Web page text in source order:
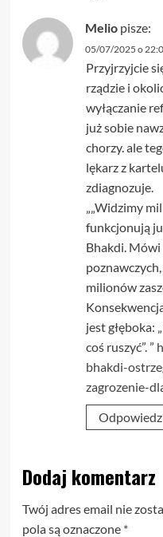
Melio pisze:
05/07/2025 o
Przyjrzyjcie
rządzie i
wyłączanie
już sobie
chorzy. ale
lękarz z
zdiagnozuje.
„„Widzimy
funkcjonują
Bhakdi. Mówi
milionów
jest głęboka:
coś ruszyć”. ”
bhakdi-
zagrozenie-
Odpowiedz
Dodaj komentarz
Twój adres email nie
pola są oznaczone *